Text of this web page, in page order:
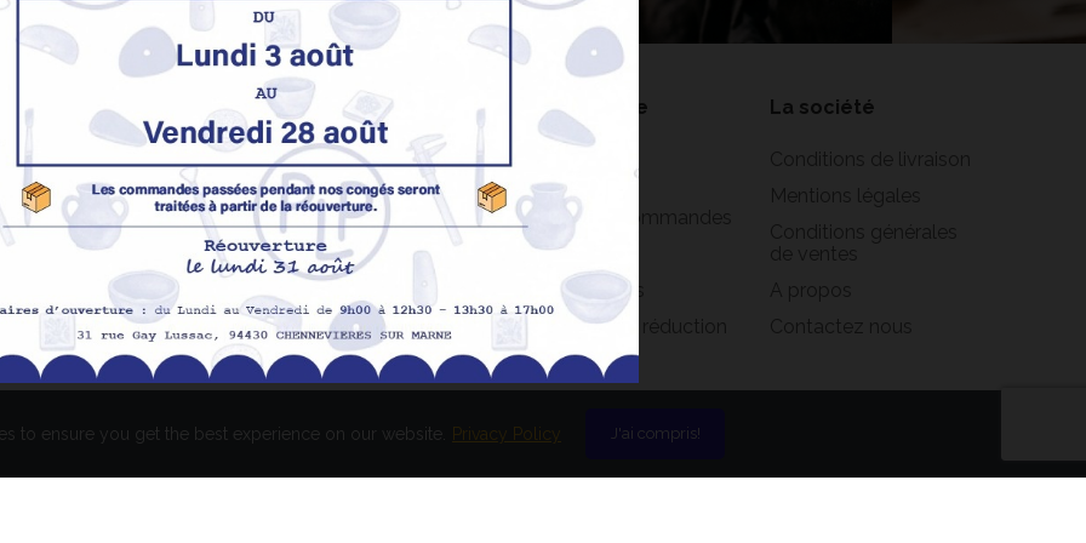
Nos produits
Promotions
Nouveaux produits
Meilleures ventes
Mon compte
personnelles
Historique commandes
Avoirs
Mes bons de réduction
La société
to ensure you get the best experience on our website. Privacy Policy J'ai compris!